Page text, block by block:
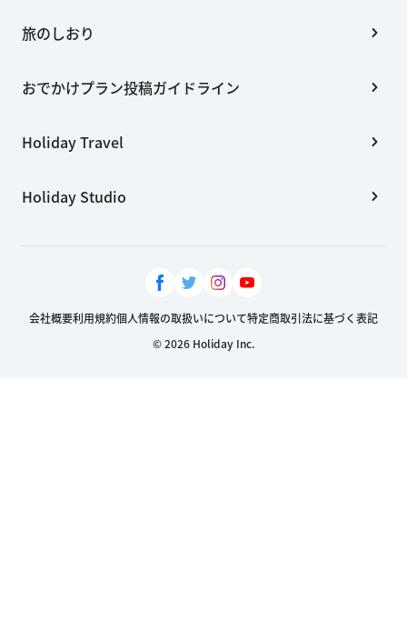
旅のしおり
おでかけプラン投稿ガイドライン
Holiday Travel
Holiday Studio
会社概要利用規約個人情報の取扱いについて特定商取引法に基づく表記
© 2026 Holiday Inc.